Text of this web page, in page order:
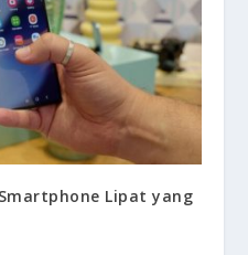
Lipat yang